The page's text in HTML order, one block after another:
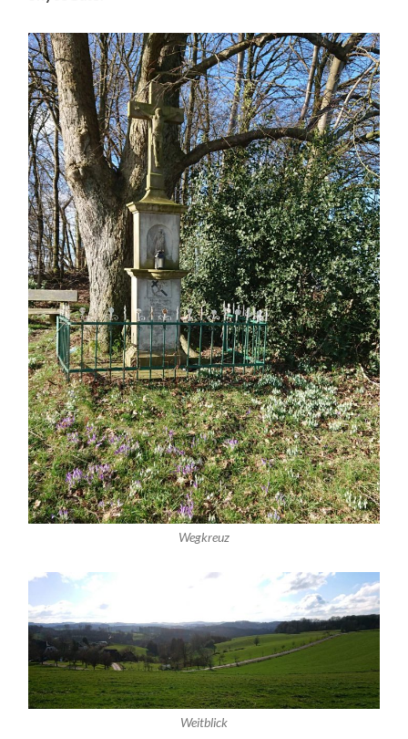
Wegkreuz
Weitblick